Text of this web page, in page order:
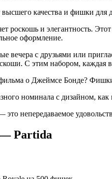
качества и фишки для
роскошь и элегантность.
оформление.
вечера с друзьями или
С этим набором, каждая
фильма о Джеймсе Бонде?
номинала с дизайном,
это непередаваемое
— Partida